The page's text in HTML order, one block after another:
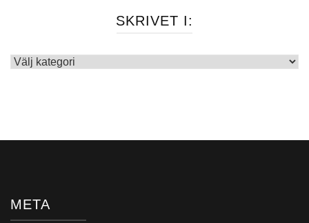
SKRIVET I:
Skrivet
META